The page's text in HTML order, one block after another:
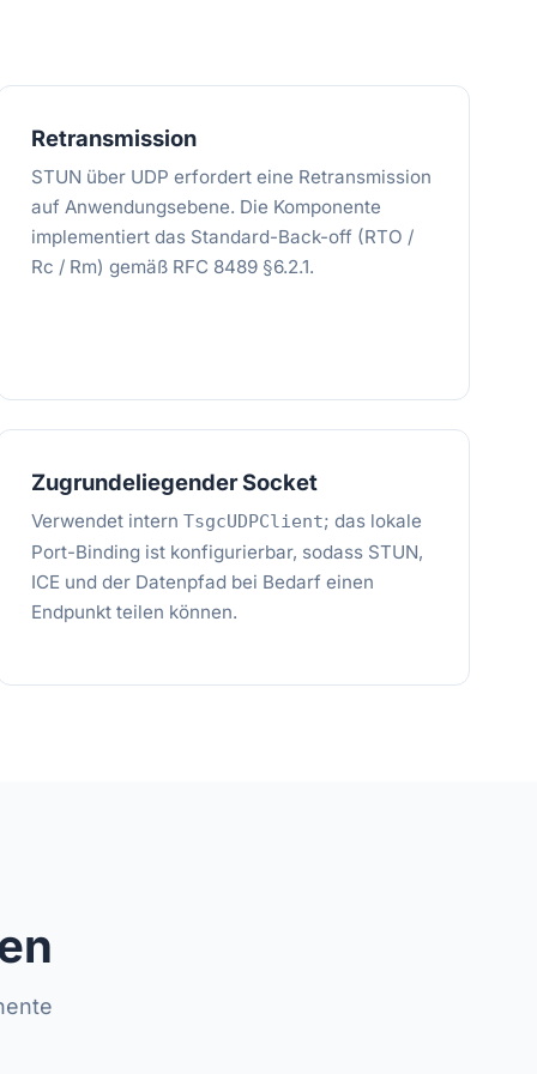
Retransmission
STUN über UDP erfordert eine Retransmission
auf Anwendungsebene. Die Komponente
implementiert das Standard-Back-off (RTO /
Rc / Rm) gemäß RFC 8489 §6.2.1.
Zugrundeliegender Socket
Verwendet internTsgcUDPClient; das lokale
Port-Binding ist konfigurierbar, sodass STUN,
ICE und der Datenpfad bei Bedarf einen
Endpunkt teilen können.